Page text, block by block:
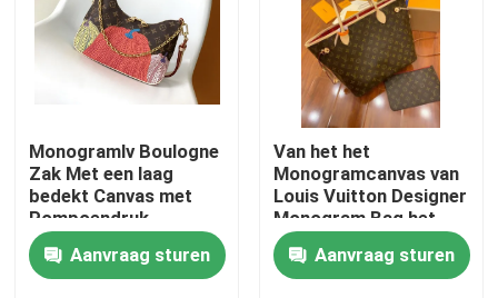
Ongeveer ons
Fabrieksreis
Kwaliteitscontrole
Contacteer ons
Monogramlv Boulogne
Zak Met een laag
bedekt Canvas met
Pompoendruk
Aanvraag sturen
Van het het
Monogramcanvas van
Louis Vuitton Designer
Monogram Bag het
Roze Leer Van
categorie A van
Neverfull Mm
Aanvraag sturen